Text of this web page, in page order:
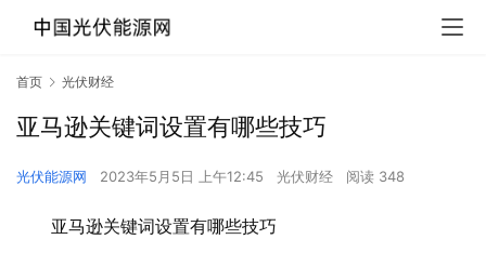
首页 光伏财经
亚马逊关键词设置有哪些技巧
光伏能源网 2023年5月5日 上午12:45 光伏财经 阅读 348
亚马逊关键词设置有哪些技巧